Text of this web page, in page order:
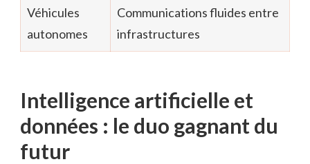
Véhicules
autonomes
Communications fluides entre
infrastructures
Intelligence artificielle et
données : le duo gagnant du
futur